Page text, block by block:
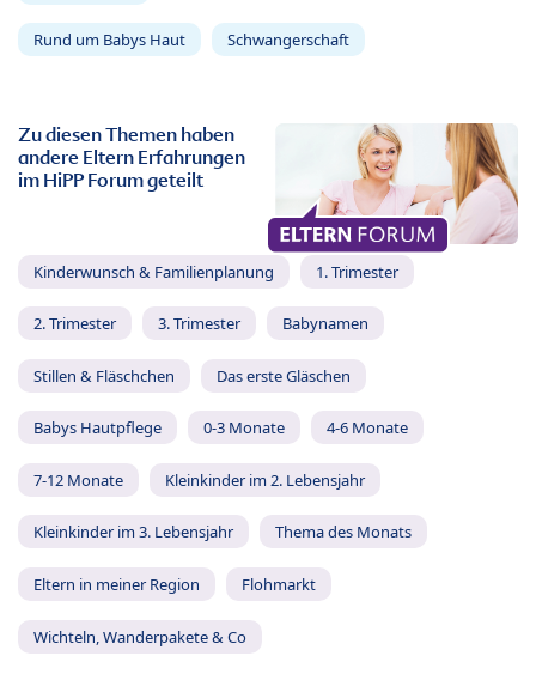
Rund um Babys Haut Schwangerschaft
Zu diesen Themen haben
andere Eltern Erfahrungen
im HiPP Forum geteilt
Kinderwunsch & Familienplanung 1. Trimester
2. Trimester 3. Trimester Babynamen
Stillen & Fläschchen Das erste Gläschen
Babys Hautpflege 0-3 Monate 4-6 Monate
7-12 Monate Kleinkinder im 2. Lebensjahr
Kleinkinder im 3. Lebensjahr Thema des Monats
Eltern in meiner Region Flohmarkt
Wichteln, Wanderpakete & Co